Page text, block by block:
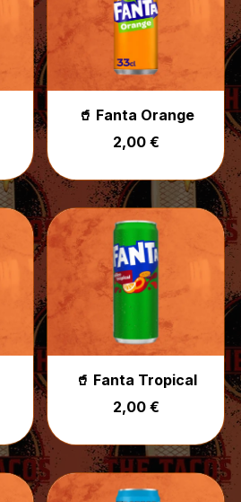
🥤 Fanta Orange
2,00 €
🥤 Fanta Tropical
2,00 €